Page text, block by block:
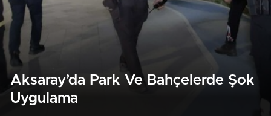
Aksaray’da Park Ve Bahçelerde Şok
Uygulama